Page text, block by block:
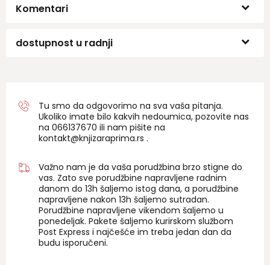
Komentari
dostupnost u radnji
Tu smo da odgovorimo na sva vaša pitanja.
Ukoliko imate bilo kakvih nedoumica, pozovite nas
na 066137670 ili nam pišite na
kontakt@knjizaraprima.rs .
Važno nam je da vaša porudžbina brzo stigne do
vas. Zato sve porudžbine napravljene radnim
danom do 13h šaljemo istog dana, a porudžbine
napravljene nakon 13h šaljemo sutradan.
Porudžbine napravljene vikendom šaljemo u
ponedeljak. Pakete šaljemo kurirskom službom
Post Express i najčešće im treba jedan dan da
budu isporučeni.